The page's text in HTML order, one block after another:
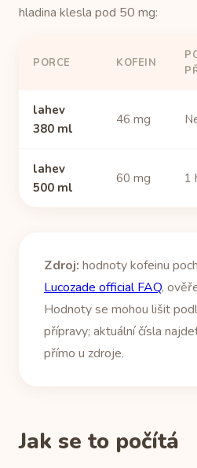
hladina klesla pod 50 mg:
PORCE KOFEIN
lahev
380 ml
46 mg
lahev
500 ml
60 mg 1
Zdroj: hodnoty kofeinu
Lucozade official FAQ,
Hodnoty se mohou lišit
přípravy; aktuální čísla
přímo u zdroje.
Jak se to počítá